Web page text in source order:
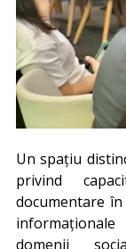
Un spațiu
privind
documentare
domenii